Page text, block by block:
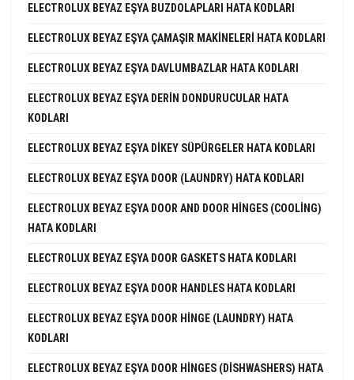
ELECTROLUX BEYAZ EŞYA BUZDOLAPLARI HATA KODLARI
ELECTROLUX BEYAZ EŞYA ÇAMAŞIR MAKINELERI HATA KODLARI
ELECTROLUX BEYAZ EŞYA DAVLUMBAZLAR HATA KODLARI
ELECTROLUX BEYAZ EŞYA DERIN DONDURUCULAR HATA
KODLARI
ELECTROLUX BEYAZ EŞYA DIKEY SÜPÜRGELER HATA KODLARI
ELECTROLUX BEYAZ EŞYA DOOR (LAUNDRY) HATA KODLARI
ELECTROLUX BEYAZ EŞYA DOOR AND DOOR HINGES (COOLING)
HATA KODLARI
ELECTROLUX BEYAZ EŞYA DOOR GASKETS HATA KODLARI
ELECTROLUX BEYAZ EŞYA DOOR HANDLES HATA KODLARI
ELECTROLUX BEYAZ EŞYA DOOR HINGE (LAUNDRY) HATA
KODLARI
ELECTROLUX BEYAZ EŞYA DOOR HINGES (DISHWASHERS) HATA